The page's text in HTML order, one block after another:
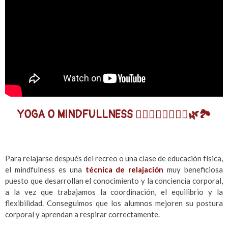
YOGA O MINDFULLNESS 💆🏻‍♀️🧘🏻‍♀️🧖‍♂️🌿🏞️
Para relajarse después del recreo o una clase de educación física,
el mindfulness es una técnica de relajación muy beneficiosa
puesto que desarrollan el conocimiento y la conciencia corporal,
a la vez que trabajamos la coordinación, el equilibrio y la
flexibilidad. Conseguimos que los alumnos mejoren su postura
corporal y aprendan a respirar correctamente.